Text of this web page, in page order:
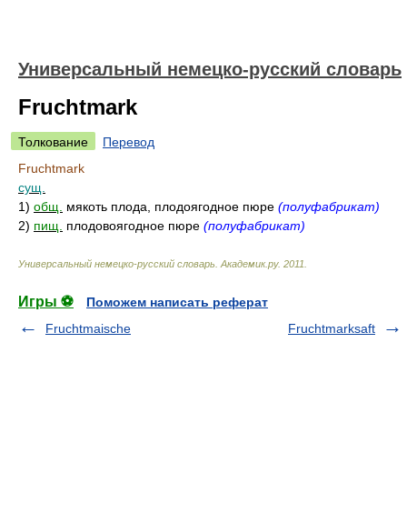
Универсальный немецко-русский словарь
Fruchtmark
Толкование
Перевод
Fruchtmark
сущ.
1) общ. мякоть плода, плодоягодное пюре (полуфабрикат)
2) пищ. плодовоягодное пюре (полуфабрикат)
Универсальный немецко-русский словарь Академик.ру. 2011
Игры ⚽
Поможем написать реферат
Fruchtmaische
Fruchtmarksaft